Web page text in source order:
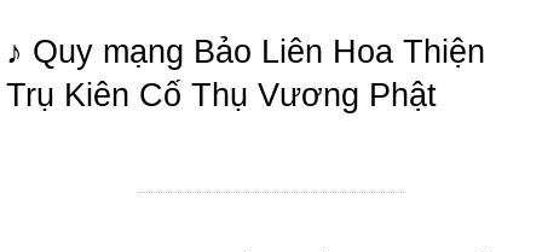
♪ Quy mạng Bảo Liên Hoa Thiện
Trụ Kiên Cố Thụ Vương Phật